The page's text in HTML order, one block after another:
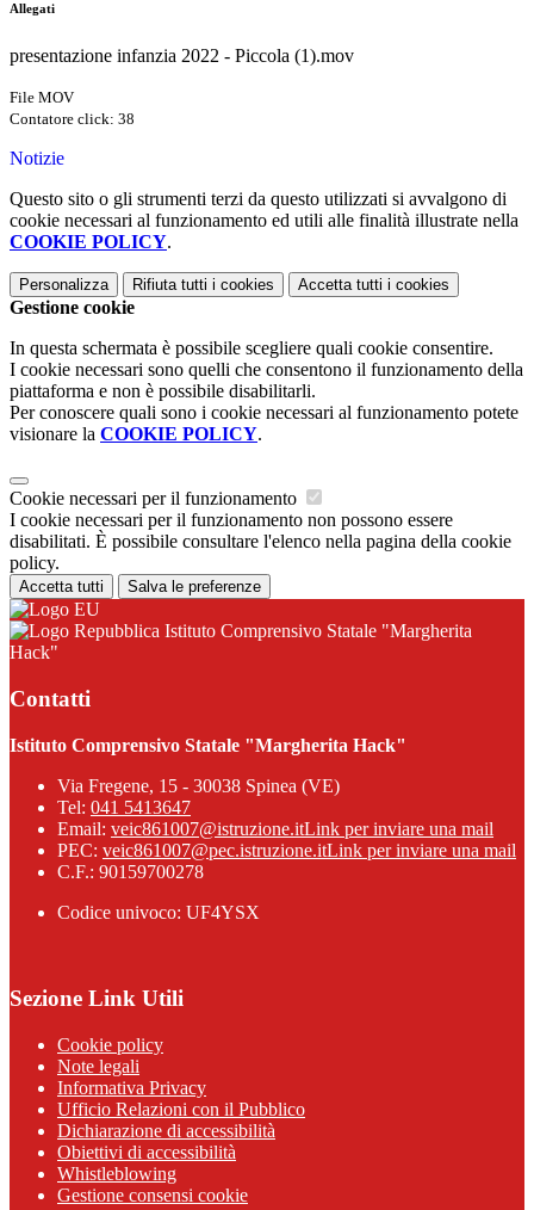
Allegati
presentazione infanzia 2022 - Piccola (1).mov
File MOV
Contatore click: 38
Notizie
Questo sito o gli strumenti terzi da questo utilizzati si avvalgono di
cookie necessari al funzionamento ed utili alle finalità illustrate nella
COOKIE POLICY.
Personalizza Rifiuta tutti i cookies Accetta tutti i cookies
Gestione cookie
In questa schermata è possibile scegliere quali cookie consentire.
I cookie necessari sono quelli che consentono il funzionamento della
piattaforma e non è possibile disabilitarli.
Per conoscere quali sono i cookie necessari al funzionamento potete
visionare la COOKIE POLICY.
Cookie necessari per il funzionamento
I cookie necessari per il funzionamento non possono essere
disabilitati. È possibile consultare l'elenco nella pagina della cookie
policy.
Accetta tutti Salva le preferenze
Istituto Comprensivo Statale "Margherita
Hack"
Contatti
Istituto Comprensivo Statale "Margherita Hack"
Via Fregene, 15 - 30038 Spinea (VE)
Tel: 041 5413647
Email: veic861007@istruzione.itLink per inviare una mail
PEC: veic861007@pec.istruzione.itLink per inviare una mail
C.F.: 90159700278
Codice univoco: UF4YSX
Sezione Link Utili
Cookie policy
Note legali
Informativa Privacy
Ufficio Relazioni con il Pubblico
Dichiarazione di accessibilità
Obiettivi di accessibilità
Whistleblowing
Gestione consensi cookie